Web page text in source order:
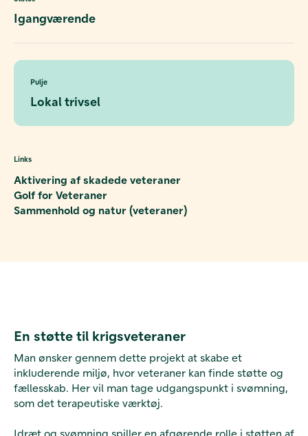
Igangværende
Pulje
Lokal trivsel
Links
Aktivering af skadede veteraner
Golf for Veteraner
Sammenhold og natur (veteraner)
En støtte til krigsveteraner
Man ønsker gennem dette projekt at skabe et
inkluderende miljø, hvor veteraner kan finde støtte og
fællesskab. Her vil man tage udgangspunkt i svømning,
som det terapeutiske værktøj.
Idræt og svømning spiller en afgørende rolle i støtten af